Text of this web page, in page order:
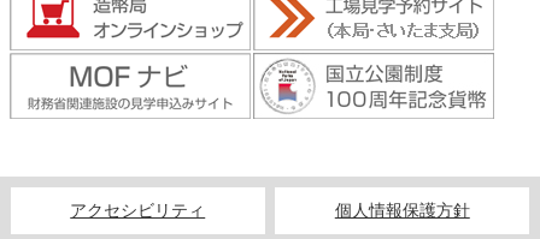
アクセシビリティ 個人情報保護方針